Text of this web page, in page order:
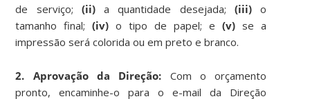
de serviço; (ii)a quantidade desejada;(iii) o
tamanho final;(iv) o tipo de papel; e(v) se a
impressão será colorida ou em preto e branco.
2. Aprovação da Direção: Com o orçamento
pronto, encaminhe-o para o e-mail da Direção